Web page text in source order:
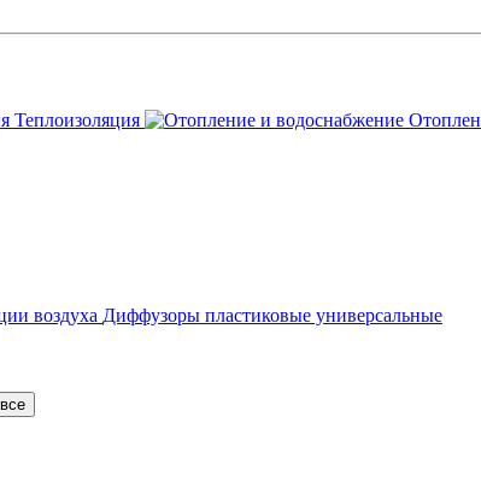
Теплоизоляция
воздуха Диффузоры пластиковые универсальные